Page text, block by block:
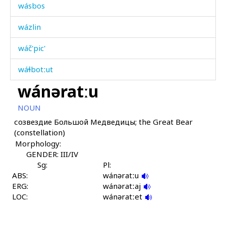
wásbos
wázlin
wáč'pic'
wáɬbotːut
wáˤp'bos
wáˤrt'i
wáˤrtbos
wéˤlč'bos
wéˤžbos
wic'
wánəratːu
NOUN
созвездие Большой Медведицы; the Great Bear
(constellation)
Morphology:
GENDER: III/IV
Sg:
Pl:
ABS:
wánəratːu
ERG:
wánəratːaj
LOC:
wánəratːet